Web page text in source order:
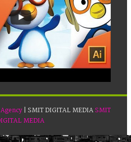
| SMIT DIGITAL MEDIASMIT
MEDIA